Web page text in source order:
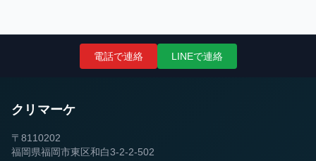
電話で連絡 LINEで連絡
クリマーケ
〒8110202
福岡県福岡市東区和白3-2-2-502